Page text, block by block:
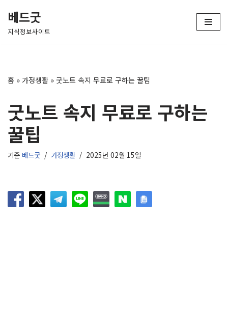
콘
건
기
베드굿
지식정보사이트
홈 » 가정생활 » 굿노트 속지 무료로 구하는 꿀팁
굿노트 속지 무료로 구하는
꿀팁
기준 베드굿 가정생활 2025년 02월 15일